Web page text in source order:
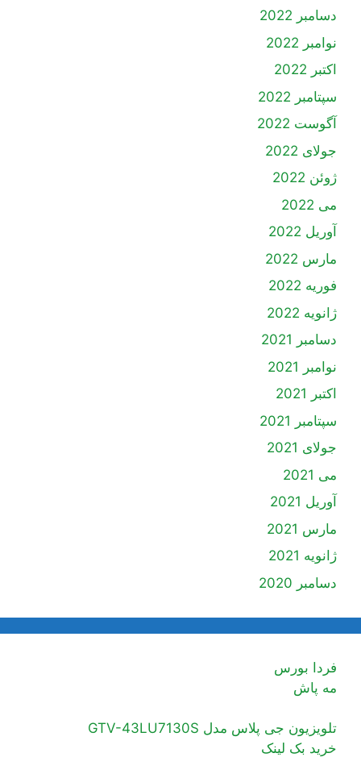
دسامبر 2022
نوامبر 2022
اکتبر 2022
سپتامبر 2022
آگوست 2022
جولای 2022
ژوئن 2022
می 2022
آوریل 2022
مارس 2022
فوریه 2022
ژانویه 2022
دسامبر 2021
نوامبر 2021
اکتبر 2021
سپتامبر 2021
جولای 2021
می 2021
آوریل 2021
مارس 2021
ژانویه 2021
دسامبر 2020
فردا بورس
مه پاش
تلویزیون جی پلاس مدل GTV-43LU7130S
خرید بک لینک